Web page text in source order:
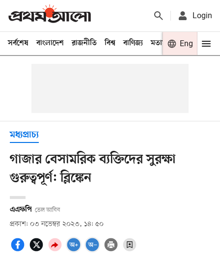
Login
সর্বশেষ বাংলাদেশ রাজনীতি বিশ্ব বাণিজ্য মতামত খেলা
Eng
মধ্যপ্রাচ্য
গাজার বেসামরিক ব্যক্তিদের সুরক্ষা
গুরুত্বপূর্ণ: ব্লিঙ্কেন
এএফপি তেল আবিব
প্রকাশ: ০৩ নভেম্বর ২০২৩, ১৪: ৫০